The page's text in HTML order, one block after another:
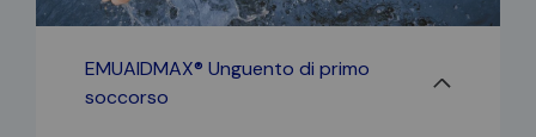
EMUAIDMAX® Unguento di primo
soccorso